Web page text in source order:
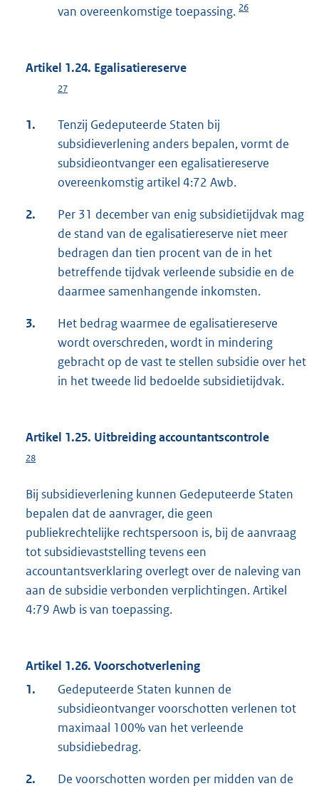
van overeenkomstige toepassing. 26
Artikel 1.24. Egalisatiereserve
27
1.
Tenzij Gedeputeerde Staten bij
subsidieverlening anders bepalen, vormt de
subsidieontvanger een egalisatiereserve
overeenkomstig artikel 4:72 Awb.
2.
Per 31 december van enig subsidietijdvak mag
de stand van de egalisatiereserve niet meer
bedragen dan tien procent van de in het
betreffende tijdvak verleende subsidie en de
daarmee samenhangende inkomsten.
3.
Het bedrag waarmee de egalisatiereserve
wordt overschreden, wordt in mindering
gebracht op de vast te stellen subsidie over het
in het tweede lid bedoelde subsidietijdvak.
Artikel 1.25. Uitbreiding accountantscontrole
28
Bij subsidieverlening kunnen Gedeputeerde Staten
bepalen dat de aanvrager, die geen
publiekrechtelijke rechtspersoon is, bij de aanvraag
tot subsidievaststelling tevens een
accountantsverklaring overlegt over de naleving van
aan de subsidie verbonden verplichtingen. Artikel
4:79 Awb is van toepassing.
Artikel 1.26. Voorschotverlening
1.
Gedeputeerde Staten kunnen de
subsidieontvanger voorschotten verlenen tot
maximaal 100% van het verleende
subsidiebedrag.
2. De voorschotten worden per midden van de